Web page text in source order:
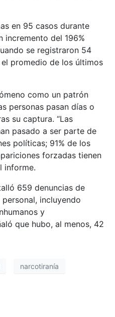
en 95 casos durante
incremento del 196%
se registraron 54
promedio de los últimos
como un patrón
personas pasan días o
su captura. “Las
pasado a ser parte de
políticas; 91% de los
forzadas tienen
informe.
659 denuncias de
incluyendo
y
que hubo, al menos, 42
narcotiranía